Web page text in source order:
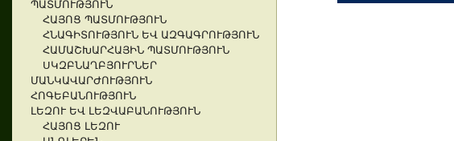
ՊԱՏՄՈՒԹՅՈՒՆ
ՀԱՅՈՑ ՊԱՏՄՈՒԹՅՈՒՆ
ՀՆԱԳԻՏՈՒԹՅՈՒՆ ԵՎ ԱԶԳԱԳՐՈՒԹՅՈՒՆ
ՀԱՄԱՇԽԱՐՀԱՅԻՆ ՊԱՏՄՈՒԹՅՈՒՆ
ՍԿԶԲՆԱՂԲՅՈՒՐՆԵՐ
ՄԱՆԿԱՎԱՐԺՈՒԹՅՈՒՆ
ՀՈԳԵԲԱՆՈՒԹՅՈՒՆ
ԼԵԶՈՒ ԵՎ ԼԵԶՎԱԲԱՆՈՒԹՅՈՒՆ
ՀԱՅՈՑ ԼԵԶՈՒ